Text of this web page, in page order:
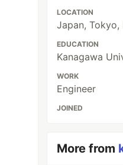
LOCATION
Japan, Tokyo,
EDUCATION
Kanagawa
WORK
Engineer
JOINED
More from